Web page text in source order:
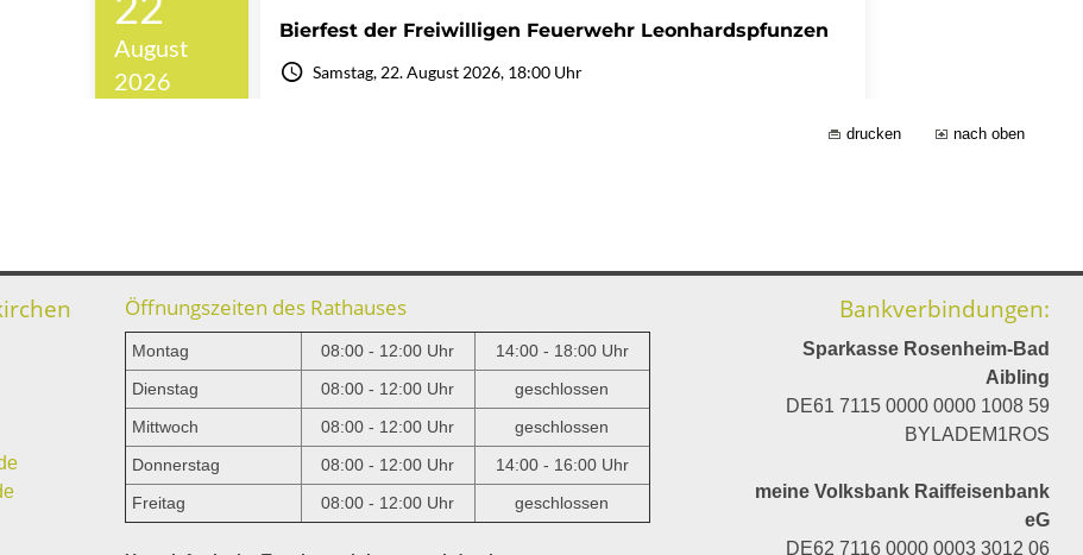
drucken nach oben
Öffnungszeiten des Rathauses
Montag 08:00 - 12:00 Uhr
14:00 - 18:00 Uhr
Dienstag
08:00 - 12:00 Uhr
geschlossen
Mittwoch
08:00 - 12:00 Uhr
geschlossen
Donnerstag
08:00 - 12:00 Uhr
14:00 - 16:00 Uhr
Freitag
08:00 - 12:00 Uhr geschlossen
Bankverbindungen:
Sparkasse Rosenheim-Bad
Aibling
DE61 7115 0000 0000 1008 59
BYLADEM1ROS
meine Volksbank Raiffeisenbank
eG
DE62 7116 0000 0003 3012 06